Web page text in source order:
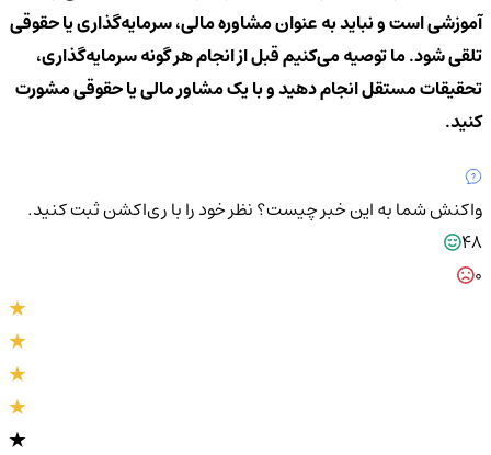
آموزشی است و نباید به عنوان مشاوره مالی، سرمایه‌گذاری یا حقوقی
تلقی شود. ما توصیه می‌کنیم قبل از انجام هر گونه سرمایه‌گذاری،
تحقیقات مستقل انجام دهید و با یک مشاور مالی یا حقوقی مشورت
کنید.
واکنش شما به این خبر چیست؟نظر خود را با ری‌اکشن ثبت کنید.
48